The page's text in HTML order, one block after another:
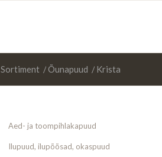
Sortiment /Õunapuud / Krista
Aed- ja toompihlakapuud
Ilupuud, ilupõõsad, okaspuud